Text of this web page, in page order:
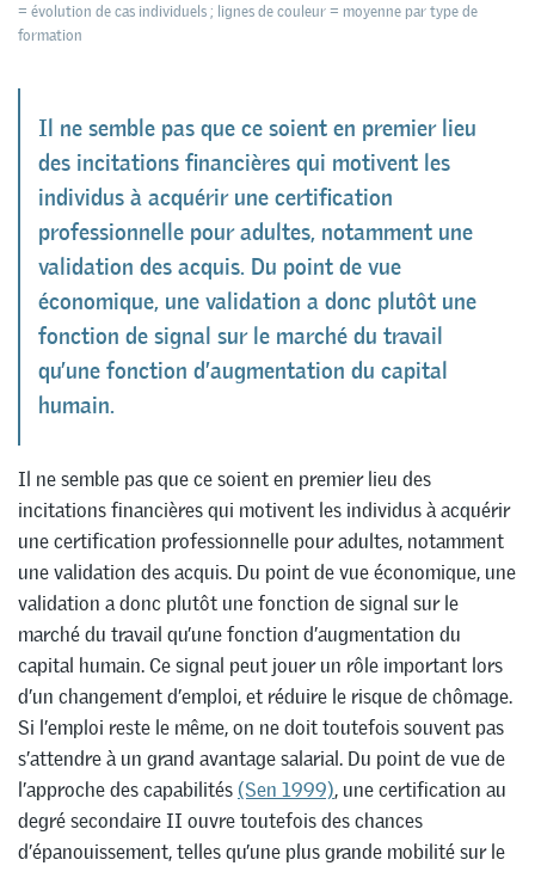
= évolution de cas individuels ; lignes de couleur = moyenne par type de
formation
Il ne semble pas que ce soient en premier lieu
des incitations financières qui motivent les
individus à acquérir une certification
professionnelle pour adultes, notamment une
validation des acquis. Du point de vue
économique, une validation a donc plutôt une
fonction de signal sur le marché du travail
qu’une fonction d’augmentation du capital
humain.
Il ne semble pas que ce soient en premier lieu des
incitations financières qui motivent les individus à acquérir
une certification professionnelle pour adultes, notamment
une validation des acquis. Du point de vue économique, une
validation a donc plutôt une fonction de signal sur le
marché du travail qu’une fonction d’augmentation du
capital humain. Ce signal peut jouer un rôle important lors
d’un changement d’emploi, et réduire le risque de chômage.
Si l’emploi reste le même, on ne doit toutefois souvent pas
s’attendre à un grand avantage salarial. Du point de vue de
l’approche des capabilités (Sen 1999), une certification au
degré secondaire II ouvre toutefois des chances
d’épanouissement, telles qu’une plus grande mobilité sur le